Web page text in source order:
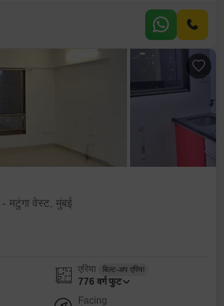
मटुंगा वेस्ट, मुंबई
एरिया बिल्ट-अप एरिया
776 वर्ग फुट
Facing